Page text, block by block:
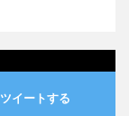
ツイートする